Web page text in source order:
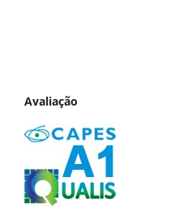
Avaliação